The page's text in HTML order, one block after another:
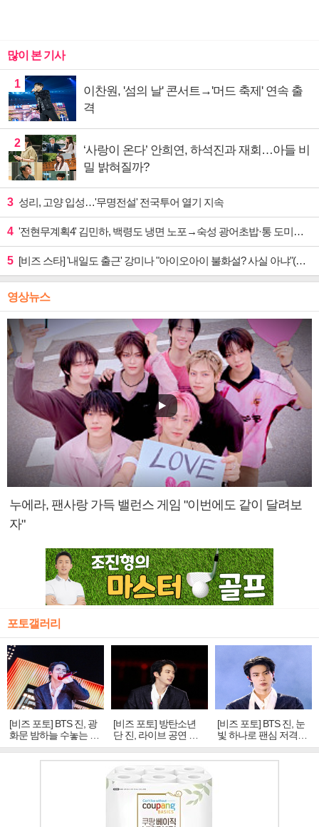
많이 본 기사
1
이찬원, '섬의 날' 콘서트→'머드 축제' 연속 출
격
2
‘사랑이 온다’ 안희연, 하석진과 재회…아들 비
밀 밝혀질까?
3 성리, 고양 입성…'무명전설' 전국투어 열기 지속
4 '전현무계획4' 김민하, 백령도 냉면 노포→숙성 광어초밥·통 도미찜 맛집 탐방
5 [비즈 스타] '내일도 출근' 강미나 "아이오아이 불화설? 사실 아냐"(인터뷰)
영상뉴스
누에라, 팬사랑 가득 밸런스 게임 "이번에도 같이 달려보
자"
포토갤러리
[비즈 포토] BTS 진, 광
화문 밤하늘 수놓는 '비
주얼 킹'의 열창
[비즈 포토] 방탄소년
단 진, 라이브 공연 중
빛나는 독보적 아우라
[비즈 포토] BTS 진, 눈
빛 하나로 팬심 저격…
독보적 카리스마